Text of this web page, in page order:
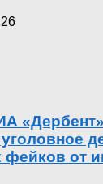
фейков от